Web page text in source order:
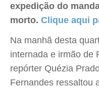
expedição do
morto. Clique aqui
Na manhã desta
internada e irmão de
repórter Quézia
Fernandes ressaltou